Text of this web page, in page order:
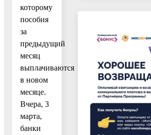
которому
пособия
за
предыдущий
месяц
выплачиваются
в новом
месяце.
Вчера, 3
марта,
банки